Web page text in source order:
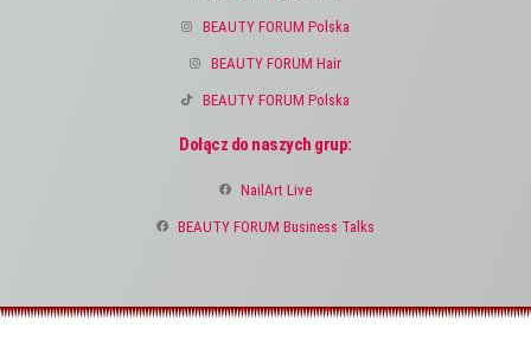
BEAUTY FORUM Polska
BEAUTY FORUM Hair
BEAUTY FORUM Polska
Dołącz do naszych grup:
NailArt Live
BEAUTY FORUM Business Talks